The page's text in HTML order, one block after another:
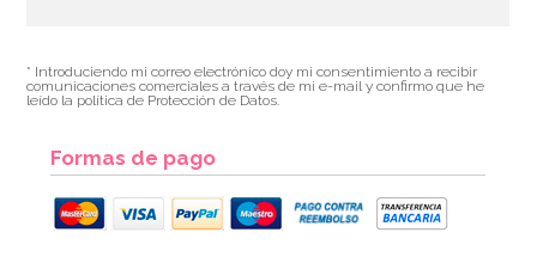
* Introduciendo mi correo electrónico doy mi consentimiento a recibir
comunicaciones comerciales a través de mi e-mail y confirmo que he
leído la política de Protección de Datos.
Formas de pago